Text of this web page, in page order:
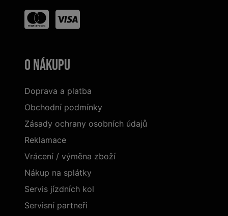
O nákupu
Doprava a platba
Obchodní podmínky
Zásady ochrany osobních údajů
Reklamace
Vrácení / výměna zboží
Nákup na splátky
Servis jízdních kol
Servisní partneři